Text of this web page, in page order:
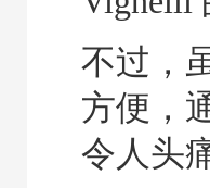
不过，
方便，
令人头